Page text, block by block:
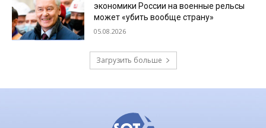
экономики России на военные рельсы
может «убить вообще страну»
05.08.2026
Загрузить больше